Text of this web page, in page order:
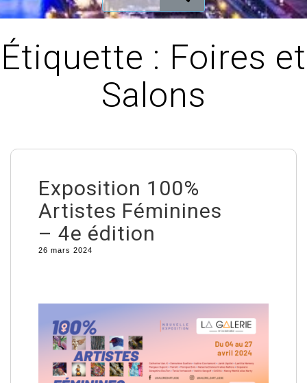
Étiquette : Foires et
Salons
Exposition 100%
Artistes Féminines
– 4e édition
26 mars 2024